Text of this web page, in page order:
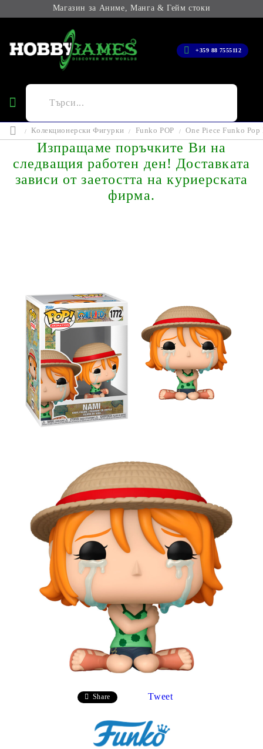
Магазин за Аниме, Манга & Гейм стоки
+359 88 7555112
Колекционерски Фигурки Funko POP One Piece Funko
Изпращаме поръчките Ви на
следващия работен ден! Доставката
зависи от заетостта на куриерската
фирма.
Share Tweet